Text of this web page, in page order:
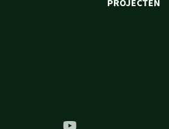
PROJECTEN